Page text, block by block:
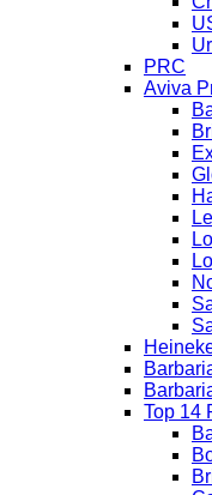
PRC
Aviva
Top 14